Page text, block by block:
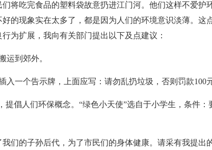
将吃完食品的塑料袋故意扔进江门河。他们这样不爱护
的现象实在太多了，都是因为人们的环境意识淡薄。这
为扩展，我向有关部门提出以下及点建议：
运到郊外。
入一个告示牌，上面应写：请勿乱扔垃圾，否则罚款100元
提倡人们环保概念。“绿色小天使”选自于小学生，条件：
们的子孙后代，为了市民们的身体健康。请采有我提出